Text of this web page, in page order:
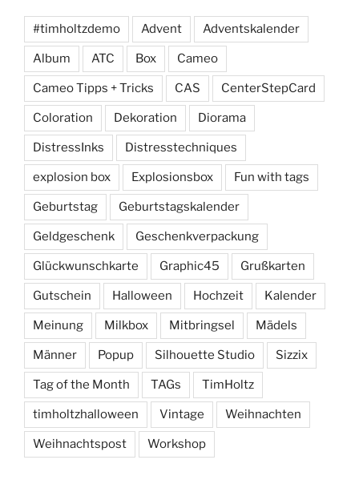
#timholtzdemo Advent Adventskalender
Album ATC Box Cameo
Cameo Tipps + Tricks CAS CenterStepCard
Coloration Dekoration Diorama
DistressInks Distresstechniques
explosion box Explosionsbox Fun with tags
Geburtstag Geburtstagskalender
Geldgeschenk Geschenkverpackung
Glückwunschkarte Graphic45 Grußkarten
Gutschein Halloween Hochzeit Kalender
Meinung Milkbox Mitbringsel Mädels
Männer Popup Silhouette Studio Sizzix
Tag of the Month TAGs TimHoltz
timholtzhalloween Vintage Weihnachten
Weihnachtspost Workshop